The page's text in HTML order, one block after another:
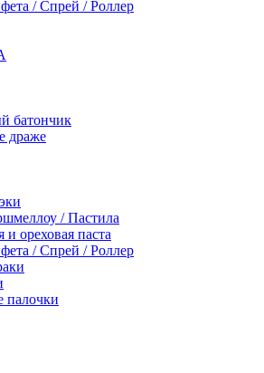
/ Спрей / Роллер
батончик
драже
/ Пастила
ореховая паста
/ Спрей / Роллер
палочки